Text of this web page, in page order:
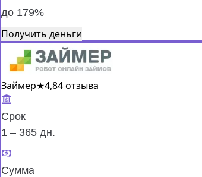
до 179%
Получить деньги
Займер★4,84 отзыва
Срок
1 – 365 дн.
Сумма